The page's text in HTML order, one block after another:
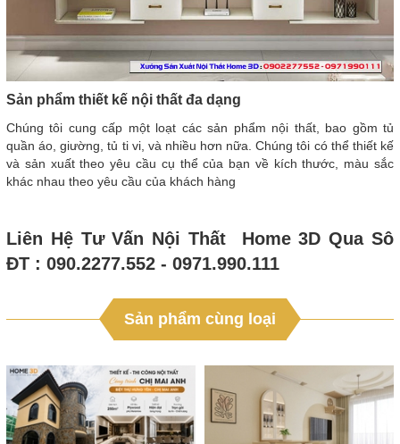
Sản phẩm thiết kế nội thất đa dạng
Chúng tôi cung cấp một loạt các sản phẩm nội thất, bao gồm tủ
quần áo, giường, tủ ti vi, và nhiều hơn nữa. Chúng tôi có thể thiết kế
và sản xuất theo yêu cầu cụ thể của bạn về kích thước, màu sắc
khác nhau theo yêu cầu của khách hàng
Liên Hệ Tư Vấn Nội Thất Home 3D Qua Sô
ĐT : 090.2277.552 - 0971.990.111
Sản phẩm cùng loại